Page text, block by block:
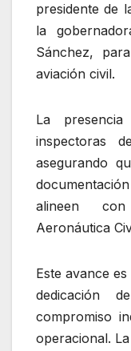
presidente de
la
Sánchez,
aviación civil.
La
inspectoras
asegurando
alineen
Aeronáutica
Este avance
dedicación
compromiso
operacional.